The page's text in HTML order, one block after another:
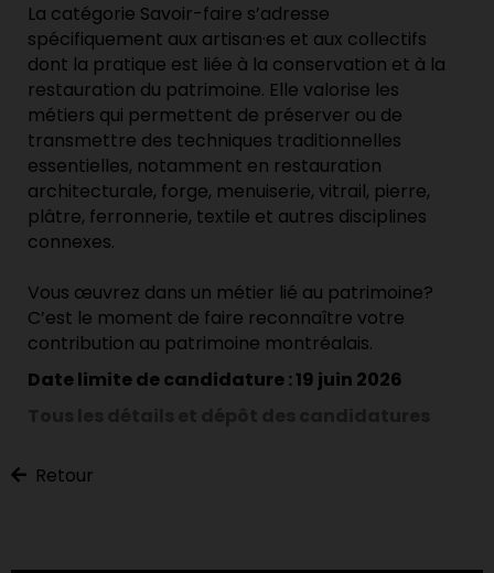
La catégorie Savoir-faire s’adresse
spécifiquement aux artisan·es et aux collectifs
dont la pratique est liée à la conservation et à la
restauration du patrimoine. Elle valorise les
métiers qui permettent de préserver ou de
transmettre des techniques traditionnelles
essentielles, notamment en restauration
architecturale, forge, menuiserie, vitrail, pierre,
plâtre, ferronnerie, textile et autres disciplines
connexes.
Vous œuvrez dans un métier lié au patrimoine?
C’est le moment de faire reconnaître votre
contribution au patrimoine montréalais.
Date limite de candidature : 19 juin 2026
Retour